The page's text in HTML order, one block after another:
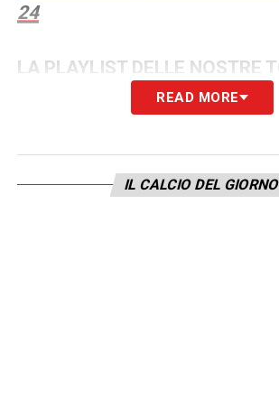
24
LA PLAYLIST DELLE NOSTRE
READ MORE
IL CALCIO DEL GIORNO